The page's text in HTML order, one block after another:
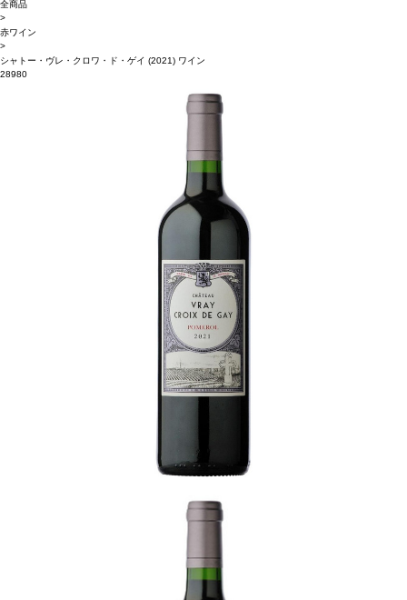
全商品
>
赤ワイン
>
シャトー・ヴレ・クロワ・ド・ゲイ (2021) ワイン
28980